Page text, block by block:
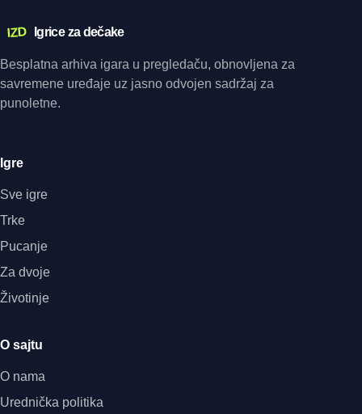
IZD Igrice za dečake
Besplatna arhiva igara u pregledaču, obnovljena za
savremene uređaje uz jasno odvojen sadržaj za
punoletne.
Igre
Sve igre
Trke
Pucanje
Za dvoje
Životinje
O sajtu
O nama
Urednička politika